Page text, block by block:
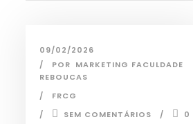
09/02/2026
POR MARKETING FACULDADE
REBOUCAS
FRCG
SEM COMENTÁRIOS
0